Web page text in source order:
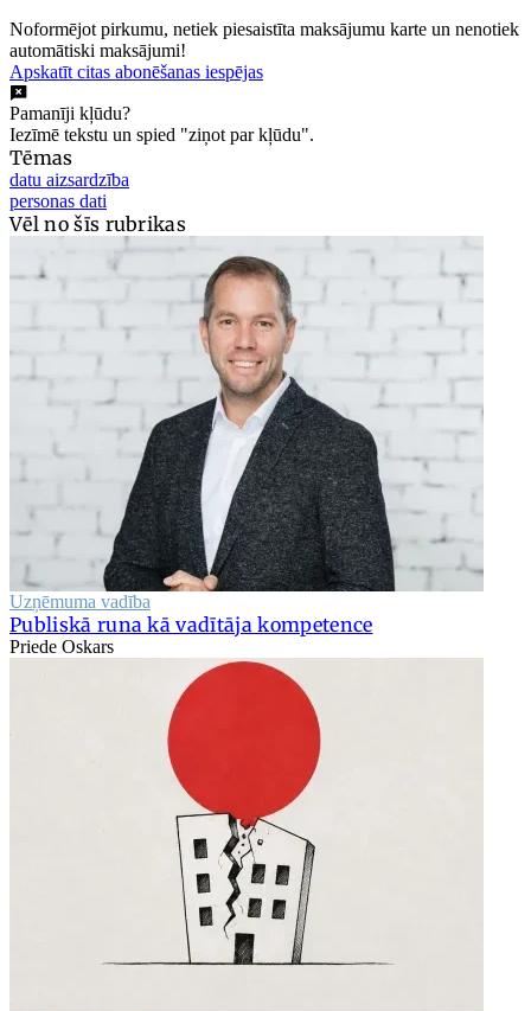
Noformējot pirkumu, netiek piesaistīta maksājumu karte un nenotiek
automātiski maksājumi!
Apskatīt citas abonēšanas iespējas
Pamanīji kļūdu?
Iezīmē tekstu un spied "ziņot par kļūdu".
Tēmas
datu aizsardzība
personas dati
Vēl no šīs rubrikas
Uzņēmuma vadība
Publiskā runa kā vadītāja kompetence
Priede Oskars